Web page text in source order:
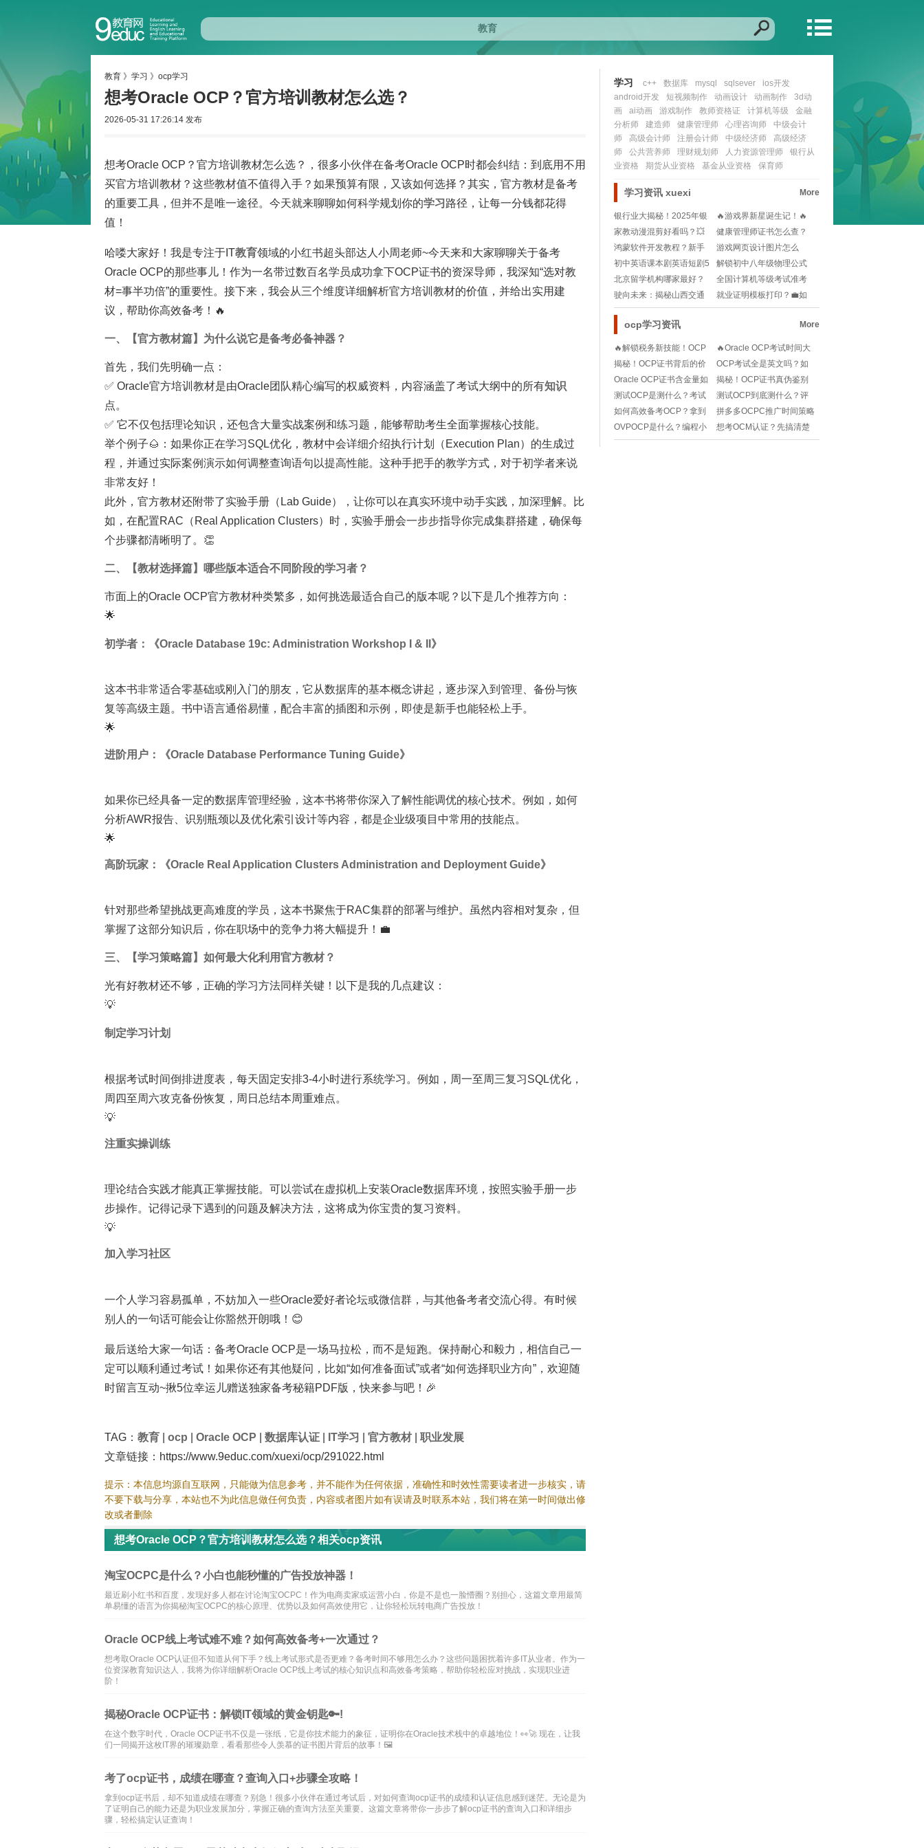
教育 》 学习 》 ocp学习
想考Oracle OCP？官方培训教材怎么选？
2026-05-31 17:26:14 发布
想考Oracle OCP？官方培训教材怎么选？，很多小伙伴在备考Oracle OCP时都会纠结：到底用不用
买官方培训教材？这些教材值不值得入手？如果预算有限，又该如何选择？其实，官方教材是备考
的重要工具，但并不是唯一途径。今天就来聊聊如何科学规划你的学习 路径，让每一分钱都花得
值！
哈喽大家好！我是专注于IT教育领域的小红书超头部达人小周老师~今天来和大家聊聊关于备考
Oracle OCP的那些事儿！作为一名带过数百名学员成功拿下OCP证书的资深导师，我深知“选对教
材=事半功倍”的重要性。接下来，我会从三个维度详细解析官方培训教材的价值，并给出实用建
议，帮助你高效备考！🔥
一、【官方教材篇】为什么说它是备考必备神器？
首先，我们先明确一点：
✅ Oracle官方培训教材是由Oracle团队精心编写的权威资料，内容涵盖了考试大纲中的所有知识
点。
✅ 它不仅包括理论知识，还包含大量实战案例和练习题，能够帮助考生全面掌握核心技能。
举个例子🌰：如果你正在学习SQL优化，教材中会详细介绍执行计划（Execution Plan）的生成过
程，并通过实际案例演示如何调整查询语句以提高性能。这种手把手的教学方式，对于初学者来说
非常友好！
此外，官方教材还附带了实验手册（Lab Guide），让你可以在真实环境中动手实践，加深理解。比
如，在配置RAC（Real Application Clusters）时，实验手册会一步步指导你完成集群搭建，确保每
个步骤都清晰明了。👏
二、【教材选择篇】哪些版本适合不同阶段的学习者？
市面上的Oracle OCP官方教材种类繁多，如何挑选最适合自己的版本呢？以下是几个推荐方向：
🌟
初学者：《Oracle Database 19c: Administration Workshop I & II》
这本书非常适合零基础或刚入门的朋友，它从数据库的基本概念讲起，逐步深入到管理、备份与恢
复等高级主题。书中语言通俗易懂，配合丰富的插图和示例，即使是新手也能轻松上手。
🌟
进阶用户：《Oracle Database Performance Tuning Guide》
如果你已经具备一定的数据库管理经验，这本书将带你深入了解性能调优的核心技术。例如，如何
分析AWR报告、识别瓶颈以及优化索引设计等内容，都是企业级项目中常用的技能点。
🌟
高阶玩家：《Oracle Real Application Clusters Administration and Deployment Guide》
针对那些希望挑战更高难度的学员，这本书聚焦于RAC集群的部署与维护。虽然内容相对复杂，但
掌握了这部分知识后，你在职场中的竞争力将大幅提升！💼
三、【学习策略篇】如何最大化利用官方教材？
光有好教材还不够，正确的学习方法同样关键！以下是我的几点建议：
💡
制定学习计划
根据考试时间倒排进度表，每天固定安排3-4小时进行系统学习。例如，周一至周三复习SQL优化，
周四至周六攻克备份恢复，周日总结本周重难点。
💡
注重实操训练
理论结合实践才能真正掌握技能。可以尝试在虚拟机上安装Oracle数据库环境，按照实验手册一步
步操作。记得记录下遇到的问题及解决方法，这将成为你宝贵的复习资料。
💡
加入学习社区
一个人学习容易孤单，不妨加入一些Oracle爱好者论坛或微信群，与其他备考者交流心得。有时候
别人的一句话可能会让你豁然开朗哦！😊
最后送给大家一句话：备考Oracle OCP是一场马拉松，而不是短跑。保持耐心和毅力，相信自己一
定可以顺利通过考试！如果你还有其他疑问，比如“如何准备面试”或者“如何选择职业方向”，欢迎随
时留言互动~揪5位幸运儿赠送独家备考秘籍PDF版，快来参与吧！🎉
TAG： 教育 ocp Oracle OCP 数据库认证 IT学习 官方教材
职业发展
文章链接：https://www.9educ.com/xuexi/ocp/291022.html
提示：本信息均源自互联网，只能做为信息参考，并不能作为任何依据，准确性和时效性需要读者进一步核实，请
不要下载与分享，本站也不为此信息做任何负责，内容或者图片如有误请及时联系本站，我们将在第一时间做出修
改或者删除
想考Oracle OCP？官方培训教材怎么选？相关ocp资讯
淘宝OCPC是什么？小白也能秒懂的广告投放神器！
最近刷小红书和百度，发现好多人都在讨论淘宝OCPC！作为电商卖家或运营小白，你是不是也一脸懵圈？别担心，这篇文章用最简
单易懂的语言为你揭秘淘宝OCPC的核心原理、优势以及如何高效使用它，让你轻松玩转电商广告投放！
Oracle OCP线上考试难不难？如何高效备考+一次通过？
想考取Oracle OCP认证但不知道从何下手？线上考试形式是否更难？备考时间不够用怎么办？这些问题困扰着许多IT从业者。作为一
位资深教育知识达人，我将为你详细解析Oracle OCP线上考试的核心知识点和高效备考策略，帮助你轻松应对挑战，实现职业进
阶！
揭秘Oracle OCP证书：解锁IT领域的黄金钥匙🔑!
在这个数字时代，Oracle OCP证书不仅是一张纸，它是你技术能力的象征，证明你在Oracle技术栈中的卓越地位！👀🚀 现在，让我
们一同揭开这枚IT界的璀璨勋章，看看那些令人羡慕的证书图片背后的故事！🖼️
考了ocp证书，成绩在哪查？查询入口+步骤全攻略！
拿到ocp证书后，却不知道成绩在哪查？别急！很多小伙伴在通过考试后，对如何查询ocp证书的成绩和认证信息感到迷茫。无论是为
了证明自己的能力还是为职业发展加分，掌握正确的查询方法至关重要。这篇文章将带你一步步了解ocp证书的查询入口和详细步
骤，轻松搞定认证查询！
学习 c++ 数据库 mysql sqlsever
ios开发
android开发
短视频制作 动画设计 动画制作
3d动
画
ai动画 游戏制作 教师资格证 计算机等级
金融
分析师
建造师 健康管理师 心理咨询师
中级会计
师
高级会计师 注册会计师 中级经济师
高级经济
师
公共营养师 理财规划师 人力资源管理师
银行从
业资格
期货从业资格 基金从业资格 保育师
学习资讯 xuexi More
银行业大揭秘！2025年银
行从业资格证考
🔥游戏界新星诞生记！🔥
—— 掌握未来，
家教动漫混剪好看吗？💥
超燃战斗场面+感人
健康管理师证书怎么查？
官方渠道+注意事项
鸿蒙软件开发教程？新手
如何快速上手鸿蒙系
游戏网页设计图片怎么
选？🔥如何让网页更有
初中英语课本剧英语短剧5
分钟内？🎭如何快
解锁初中八年级物理公式
宝箱！🔮Proje
北京留学机构哪家最好？
🌍如何选择靠谱的留
全国计算机等级考试准考
证打印入口在哪？官
驶向未来：揭秘山西交通
职业技术学院的创新
就业证明模板打印？💼如
何快速搞定正规模板
ocp学习资讯 More
🔥解锁税务新技能！OCP
证书抵税，你get了吗? 📈
💸
🔥Oracle OCP考试时间大
揭秘！2025年度备考倒计
时💥
揭秘！OCP证书背后的价
格密码：费用解析大公开💰
🔍
OCP考试全是英文吗？如
何高效备考+通过认证？求
解惑！
Oracle OCP证书含金量如
何？值得花时间考吗？
揭秘！OCP证书真伪鉴别
全攻略🔍
测试OCP是测什么？考试
种类有哪些？小白必看！
测试OCP到底测什么？评
审内容和等级如何划分？
一文全解！
如何高效备考OCP？拿到
证书后能胜任哪些就业岗
位？速来了解！
拼多多OCPC推广时间策略
大揭秘！⏰🔥
OVPOCP是什么？编程小
白如何快速理解它们的概
想考OCM认证？先搞清楚
这些报名问题再决定！